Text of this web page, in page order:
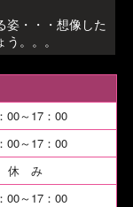
姿・・・想像した
。。。
00～17：00
00～17：00
休 み
00～17：00